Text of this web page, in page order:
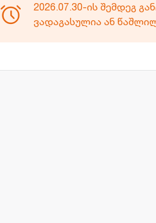
2026.07.30-ის შემდეგ
ვადაგასულია ან